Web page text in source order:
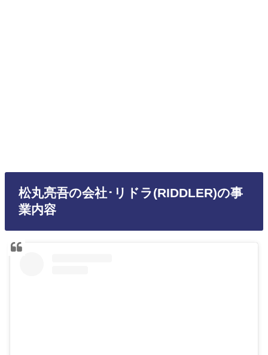
松丸亮吾の会社･リドラ(RIDDLER)の事
業内容